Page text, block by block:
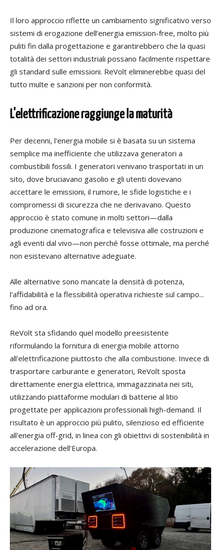
Il loro approccio riflette un cambiamento significativo verso
sistemi di erogazione dell’energia emission-free, molto più
puliti fin dalla progettazione e garantirebbero che la quasi
totalità dei settori industriali possano facilmente rispettare
gli standard sulle emissioni. ReVolt eliminerebbe quasi del
tutto multe e sanzioni per non conformità.
L'elettrificazione raggiunge la maturità
Per decenni, l'energia mobile si è basata su un sistema
semplice ma inefficiente che utilizzava generatori a
combustibili fossili. I generatori venivano trasportati in un
sito, dove bruciavano gasolio e gli utenti dovevano
accettare le emissioni, il rumore, le sfide logistiche e i
compromessi di sicurezza che ne derivavano. Questo
approccio è stato comune in molti settori—dalla
produzione cinematografica e televisiva alle costruzioni e
agli eventi dal vivo—non perché fosse ottimale, ma perché
non esistevano alternative adeguate.
Alle alternative sono mancate la densità di potenza,
l'affidabilità e la flessibilità operativa richieste sul campo...
fino ad ora.
ReVolt sta sfidando quel modello preesistente
riformulando la fornitura di energia mobile attorno
all'elettrificazione piuttosto che alla combustione. Invece di
trasportare carburante e generatori, ReVolt sposta
direttamente energia elettrica, immagazzinata nei siti,
utilizzando piattaforme modulari di batterie al litio
progettate per applicazioni professionali high-demand. Il
risultato è un approccio più pulito, silenzioso ed efficiente
all'energia off-grid, in linea con gli obiettivi di sostenibilità in
accelerazione dell'Europa.